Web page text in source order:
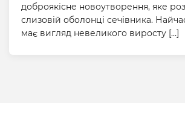
доброякісне новоутворення, яке
слизовій оболонці сечівника.
має вигляд невеликого виросту […]